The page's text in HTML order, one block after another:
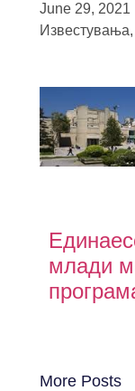
June 29, 2021
Известувања,
млади
More Posts